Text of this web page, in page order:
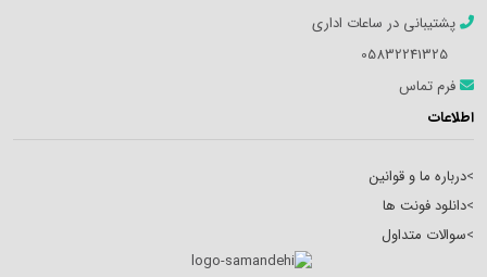
پشتیبانی در ساعات اداری
05832241325
فرم تماس
اطلاعات
>درباره ما و قوانین
>دانلود فونت ها
>سوالات متداول